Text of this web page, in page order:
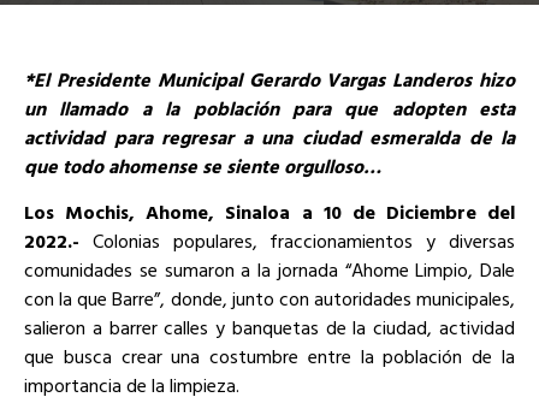
*El Presidente Municipal Gerardo Vargas Landeros hizo
un llamado a la población para que adopten esta
actividad para regresar a una ciudad esmeralda de la
que todo ahomense se siente orgulloso…
Los Mochis, Ahome, Sinaloa a 10 de Diciembre del
2022.- Colonias populares, fraccionamientos y diversas
comunidades se sumaron a la jornada “Ahome Limpio, Dale
con la que Barre”, donde, junto con autoridades municipales,
salieron a barrer calles y banquetas de la ciudad, actividad
que busca crear una costumbre entre la población de la
importancia de la limpieza.